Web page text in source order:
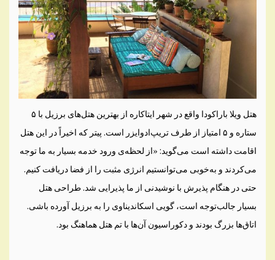
هتل ویلا باراکودا واقع در شهر ایتاکاره از بهترین هتل‌های برزیل با ۵
ستاره و ۵ امتیاز از طرف تریپ‌‌ادوایزر است. پیتر که اخیراً در این هتل
اقامت داشته است می‌گوید: «از لحظه‌ی ورود خدمه بسیار به ما توجه
می‌کردند و به‌خوبی می‌توانستیم انرژی مثبت را از فضا دریافت کنیم.
حتی در هنگام پذیرش با نوشیدنی از ما پذیرایی شد. طراحی هتل
بسیار جالب‌توجه است، گویی اسکاندیناوی را به برزیل آورده باشی.
اتاق‌ها بزرگ بودند و دکوراسیون آن‌‌ها با تم هتل هماهنگ بود.